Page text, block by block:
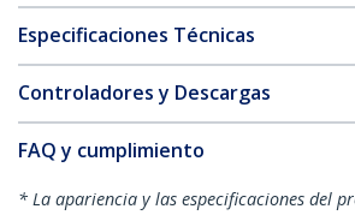
Especificaciones Técnicas
Controladores y Descargas
FAQ y cumplimiento
* La apariencia y las especificaciones del